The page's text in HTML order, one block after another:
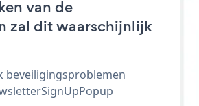
van de
zal dit waarschijnlijk
beveiligingsproblemen